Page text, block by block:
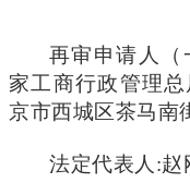
再审申请人（
家工商行政管理
京市西城区茶马南
法定代表人:赵